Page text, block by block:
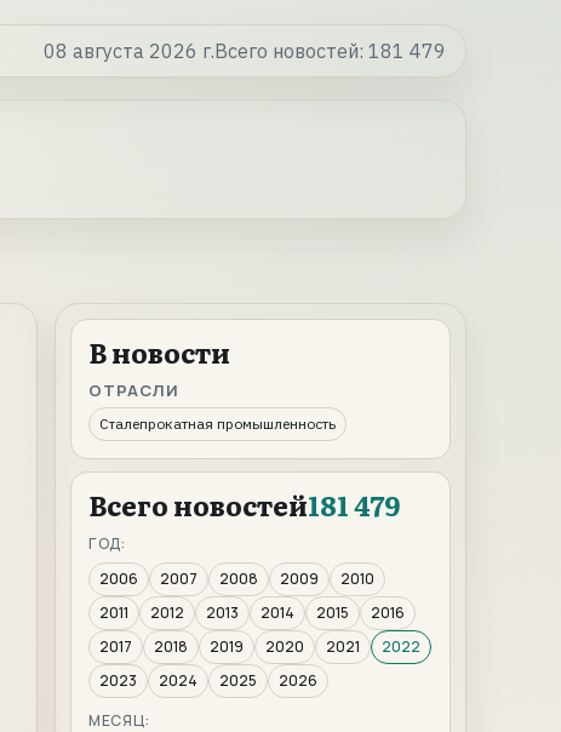
08 августа 2026 г.Всего новостей: 181 479
В новости
ОТРАСЛИ
Сталепрокатная промышленность
Всего новостей181 479
ГОД:
2006
2007 2008 2009
2010
2011
2012 2013 2014 2015
2016
2017
2018 2019 2020 2021
2022
2023
2024 2025
2026
МЕСЯЦ: